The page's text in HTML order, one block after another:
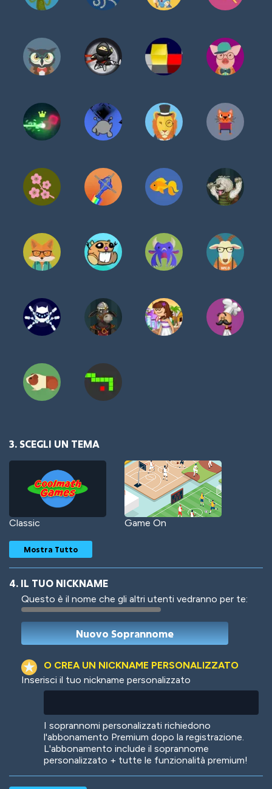
3. SCEGLI UN TEMA
Classic Game On
Woof Jungle Cats
Mostra Tutto
4. IL TUO NICKNAME
Questo è il nome che gli altri utenti vedranno per te:
O CREA UN NICKNAME PERSONALIZZATO
Inserisci il tuo nickname personalizzato
I soprannomi personalizzati richiedono
l'abbonamento Premium dopo la registrazione.
L'abbonamento include il soprannome
personalizzato + tutte le funzionalità premium!